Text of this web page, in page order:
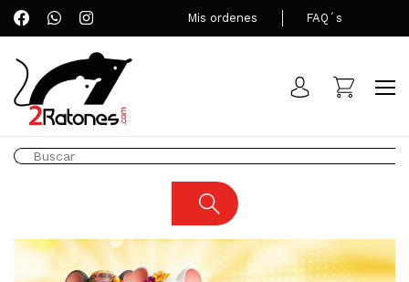
Mis ordenes FAQ´s